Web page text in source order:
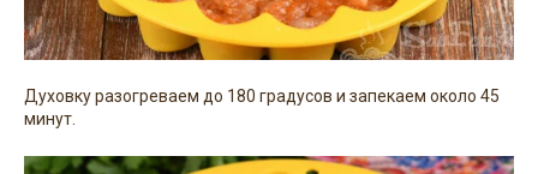
Духовку разогреваем до 180 градусов и запекаем около 45
минут.